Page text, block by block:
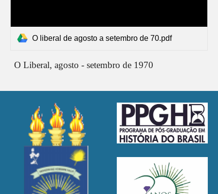
O liberal de agosto a setembro de 70.pdf
O Liberal,agosto - setembro de 1970